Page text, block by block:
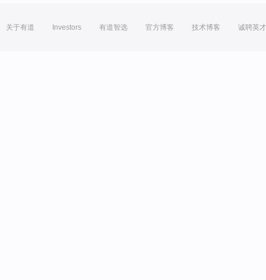
关于有道 Investors 有道智选 官方博客 技术博客 诚聘英才